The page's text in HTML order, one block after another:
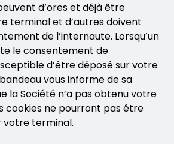
d’ores et déjà être
terminal et d’autres doivent
de l’internaute. Lorsqu’un
le consentement de
d’être déposé sur votre
vous informe de sa
la Société n’a pas obtenu votre
cookies ne pourront pas être
votre terminal.